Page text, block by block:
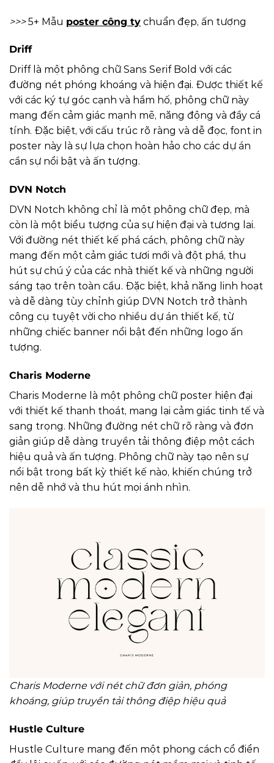
>>>5+ Mẫu poster công ty chuẩn đẹp, ấn tượng
Driff
Driff là một phông chữ Sans Serif Bold với các
đường nét phóng khoáng và hiện đại. Được thiết kế
với các ký tự góc cạnh và hầm hố, phông chữ này
mang đến cảm giác mạnh mẽ, năng động và đầy cá
tính. Đặc biệt, với cấu trúc rõ ràng và dễ đọc, font in
poster này là sự lựa chọn hoàn hảo cho các dự án
cần sự nổi bật và ấn tượng.
DVN Notch
DVN Notch không chỉ là một phông chữ đẹp, mà
còn là một biểu tượng của sự hiện đại và tương lai.
Với đường nét thiết kế phá cách, phông chữ này
mang đến một cảm giác tươi mới và đột phá, thu
hút sự chú ý của các nhà thiết kế và những người
sáng tạo trên toàn cầu. Đặc biệt, khả năng linh hoạt
và dễ dàng tùy chỉnh giúp DVN Notch trở thành
công cụ tuyệt vời cho nhiều dự án thiết kế, từ
những chiếc banner nổi bật đến những logo ấn
tượng.
Charis Moderne
Charis Moderne là một phông chữ poster hiện đại
với thiết kế thanh thoát, mang lại cảm giác tinh tế và
sang trọng. Những đường nét chữ rõ ràng và đơn
giản giúp dễ dàng truyền tải thông điệp một cách
hiệu quả và ấn tượng. Phông chữ này tạo nên sự
nổi bật trong bất kỳ thiết kế nào, khiến chúng trở
nên dễ nhớ và thu hút mọi ánh nhìn.
Charis Moderne với nét chữ đơn giản, phóng
khoáng, giúp truyền tải thông điệp hiệu quả
Hustle Culture
Hustle Culture mang đến một phong cách cổ điển